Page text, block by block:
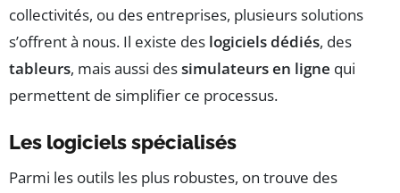
collectivités, ou des entreprises, plusieurs solutions
s’offrent à nous. Il existe des logiciels dédiés, des
tableurs, mais aussi dessimulateurs en ligne qui
permettent de simplifier ce processus.
Les logiciels spécialisés
Parmi les outils les plus robustes, on trouve des